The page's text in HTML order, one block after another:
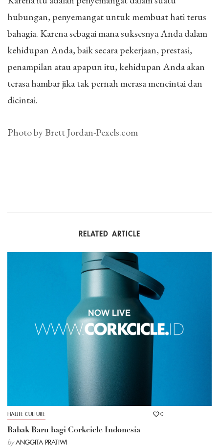
hubungan, penyemangat untuk membuat hati terus
bahagia. Karena sebagai mana suksesnya Anda dalam
kehidupan Anda, baik secara pekerjaan, prestasi,
penampilan atau apapun itu, kehidupan Anda akan
terasa hambar jika tak pernah merasa mencintai dan
dicintai.
Photo by Brett Jordan-Pexels.com
RELATED ARTICLE
HAUTE CULTURE 0
Babak Baru bagi Corkcicle Indonesia
by ANGGITA PRATIWI